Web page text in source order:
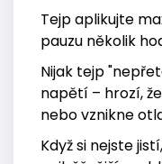
Tejp aplikujte
pauzu několik
Nijak tejp
napětí – hrozí,
nebo vznikne
Když si nejste